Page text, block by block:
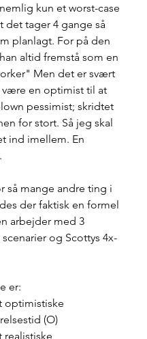
kun et worst-case
det tager 4 gange så
planlagt. For på den
altid fremstå som en
Men det er svært
være en optimist til at
pessimist; skridtet
for stort. Så jeg skal
ind imellem. En
så mange andre ting i
der faktisk en formel
arbejder med 3
og Scottys 4x-
er:
optimistiske
(O)
realistiske